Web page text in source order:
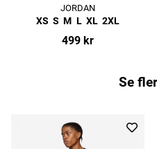
JORDAN
XS S M L XL 2XL
499 kr
Se